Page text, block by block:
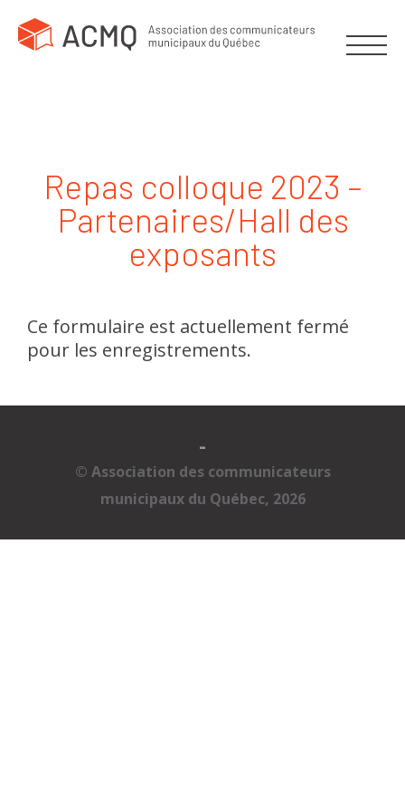
Repas colloque 2023 –
Partenaires/Hall des
exposants
Ce formulaire est actuellement fermé
pour les enregistrements.
-
© Association des communicateurs
municipaux du Québec, 2026